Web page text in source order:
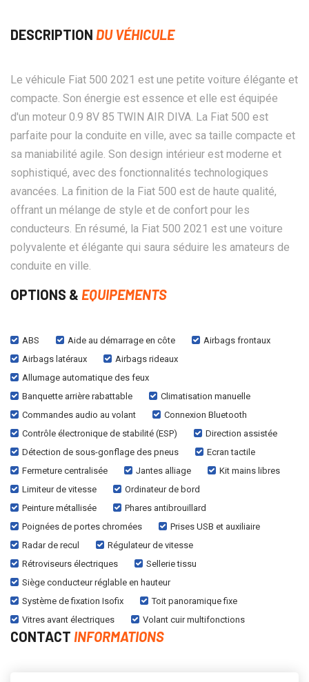
DESCRIPTION DU VÉHICULE
Le véhicule Fiat 500 2021 est une petite voiture élégante et
compacte. Son énergie est essence et elle est équipée
d'un moteur 0.9 8V 85 TWIN AIR DIVA. La Fiat 500 est
parfaite pour la conduite en ville, avec sa taille compacte et
sa maniabilité agile. Son design intérieur est moderne et
sophistiqué, avec des fonctionnalités technologiques
avancées. La finition de la Fiat 500 est de haute qualité,
offrant un mélange de style et de confort pour les
conducteurs. En résumé, la Fiat 500 2021 est une voiture
polyvalente et élégante qui saura séduire les amateurs de
conduite en ville.
OPTIONS & EQUIPEMENTS
ABS Aide au démarrage en côte
Airbags frontaux
Airbags latéraux
Airbags rideaux
Allumage automatique des feux
Banquette arrière rabattable
Climatisation manuelle
Commandes audio au volant
Connexion Bluetooth
Contrôle électronique de stabilité (ESP)
Direction assistée
Détection de sous-gonflage des pneus
Ecran tactile
Fermeture centralisée
Jantes alliage
Kit mains libres
Limiteur de vitesse
Ordinateur de bord
Peinture métallisée
Phares antibrouillard
Poignées de portes chromées
Prises USB et auxiliaire
Radar de recul
Régulateur de vitesse
Rétroviseurs électriques
Sellerie tissu
Siège conducteur réglable en hauteur
Système de fixation Isofix
Toit panoramique fixe
Vitres avant électriques
Volant cuir multifonctions
CONTACT INFORMATIONS